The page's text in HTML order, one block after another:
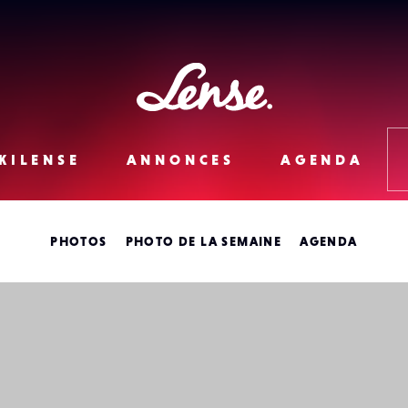
Lense
ANNONCES AGENDA
PHOTOS PHOTO DE LA SEMAINE AGENDA